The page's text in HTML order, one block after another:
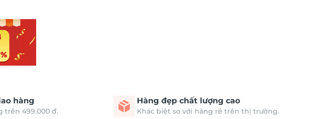
hàng
trên 499.000 đ.
Hàng đẹp chất lượng cao
Khác biệt so với hàng rẻ trên thị trường.